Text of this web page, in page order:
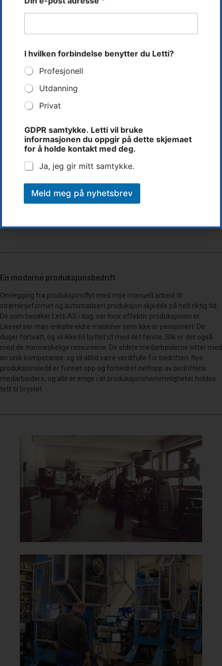
Slagordet for klammerne var «LETTI-klammer –
En moderne produksjonsbedrift
Omlegging fra produksjonsflyt med mye manuelt arbeid til
strømlinjeformet og automatisert produksjon skjedde på helt riktig tid.
De som besøker Letti AS i dag, ser hvor effektiv produksjonen er.
Likevel ser man enkelte eldre maskiner som ikke er pensjonert. De
duger fortsatt, og vil ikke bli byttet ut med det første. Slik er det også
med de menneskelige ressursene. De eldste medarbeiderne sitter med
en unik kompetanse, og vil alltid være verdifulle for bedriften. Nye
produksjonsledd er funnet opp og forbedret nettopp av bedriftens
medarbeidere, og alle er enige i at produksjonshemmeligheter holdes
tett til brystet.
I hvilken forbindelse benytter du Letti?
Profesjonell
Utdanning
Privat
GDPR samtykke. Letti vil bruke
informasjonen du oppgir på dette skjemaet
for å holde kontakt med deg.
Ja, jeg gir mitt samtykke.
Meld meg på nyhetsbrev